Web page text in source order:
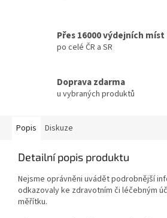
Přes 16000 výdejních míst
po celé ČR a SR
Doprava zdarma
u vybraných produktů
Popis Diskuze
Detailní popis produktu
Nejsme oprávněni uvádět podrobnější
odkazovaly ke zdravotním či léčebným
měřítku.